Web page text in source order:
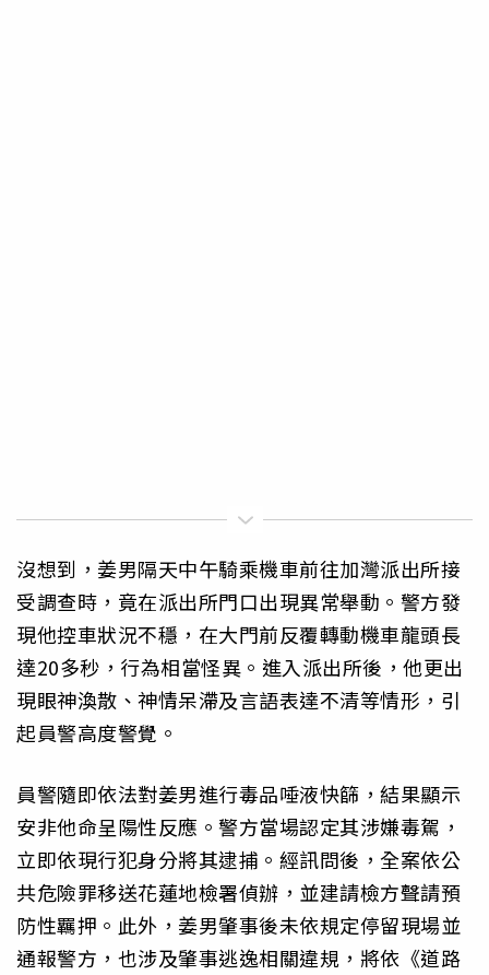
沒想到，姜男隔天中午騎乘機車前往加灣派出所接
受調查時，竟在派出所門口出現異常舉動。警方發
現他控車狀況不穩，在大門前反覆轉動機車龍頭長
達20多秒，行為相當怪異。進入派出所後，他更出
現眼神渙散、神情呆滯及言語表達不清等情形，引
起員警高度警覺。
員警隨即依法對姜男進行毒品唾液快篩，結果顯示
安非他命呈陽性反應。警方當場認定其涉嫌毒駕，
立即依現行犯身分將其逮捕。經訊問後，全案依公
共危險罪移送花蓮地檢署偵辦，並建請檢方聲請預
防性羈押。此外，姜男肇事後未依規定停留現場並
通報警方，也涉及肇事逃逸相關違規，將依《道路